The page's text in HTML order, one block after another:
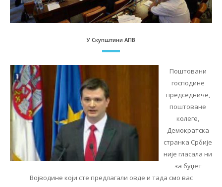
У Скупштини АПВ
Поштовани
господине
председниче,
поштоване
колеге,
Демократска
странка Србије
није гласала ни
за буџет
Војводине који сте предлагали овде и тада смо вас